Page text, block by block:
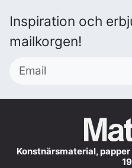
Inspiration och
mailkorgen!
Konstnärsmaterial,